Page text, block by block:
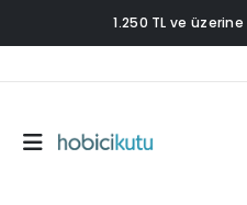
1.250 TL ve üzerine